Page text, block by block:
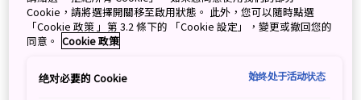
取得轉乘資訊
Cookie，請將選擇開關移至啟用狀態。 此外，您可以隨時點選
「Cookie 政策 」第 3.2 條下的 「Cookie 設定」，變更或撤回您的
同意。 Cookie 政策
绝对必要的 Cookie 始终处于活动状态